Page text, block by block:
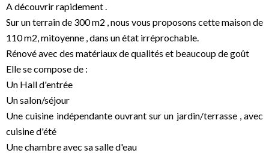
A découvrir rapidement .
Sur un terrain de 300 m2 , nous vous proposons cette maison de
110 m2, mitoyenne , dans un état irréprochable.
Rénové avec des matériaux de qualités et beaucoup de goût
Elle se compose de :
Un Hall d'entrée
Un salon/séjour
Une cuisine indépendante ouvrant sur un jardin/terrasse , avec
cuisine d'été
Une chambre avec sa salle d'eau